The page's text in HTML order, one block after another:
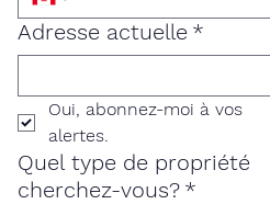
Adresse actuelle *
Oui, abonnez-moi à vos
alertes.
Quel type de propriété
cherchez-vous? *